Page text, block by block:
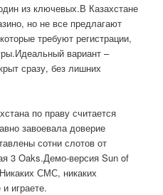
из ключевых.В Казахстане
но не все предлагают
требуют регистрации,
вариант –
сразу, без лишних
по праву считается
завоевала доверие
сотни слотов от
3 Oaks.Демо-версия Sun of
СМС, никаких
играете.